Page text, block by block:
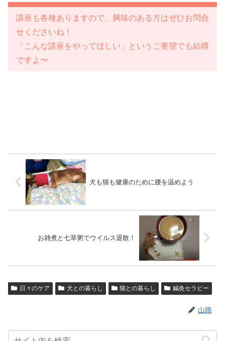
講座も各種ありますので、興味のある方はぜひお問合
せくださいね！
「こんな講座をやってほしい」というご要望でも結構
ですよ〜
犬も猫も健康のために腰を温めよう
お雑煮と七草粥でウイルス退散！
日々のケア 犬との暮らし 猫との暮らし 鍼灸セラピー
山路